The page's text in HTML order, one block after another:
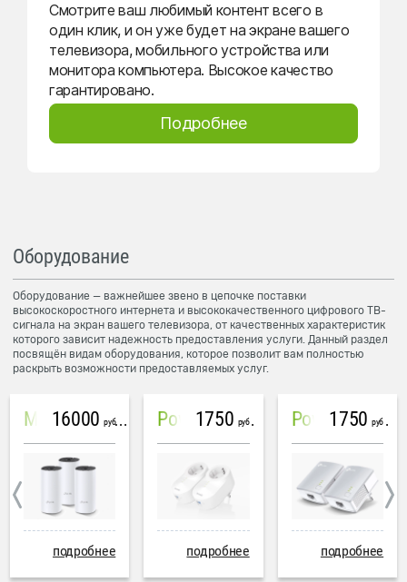
Смотрите ваш любимый контент всего в
один клик, и он уже будет на экране вашего
телевизора, мобильного устройства или
монитора компьютера. Высокое качество
гарантировано.
Подробнее
Оборудование
Оборудование — важнейшее звено в цепочке поставки
высокоскоростного интернета и высококачественного цифрового ТВ-
сигнала на экран вашего телевизора, от качественных характеристик
которого зависит надежность предоставления услуги. Данный раздел
посвящён видам оборудования, которое позволит вам полностью
раскрыть возможности предоставляемых услуг.
Mesh система TP-Link Deco M4 (3 устройства)
16000 руб
подробнее
PowerLine Tenda PH6
1750 руб
подробнее
PowerLine TP-Link AV600
1750 руб
подробнее